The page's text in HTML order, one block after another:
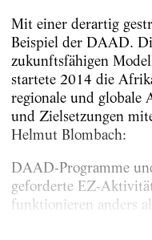
Mit einer derartig
Beispiel der DAAD.
zukunftsfähigen
startete 2014 die
regionale und globale
und Zielsetzungen
Helmut Blombach:
DAAD-Programme
geforderte EZ-
funktionieren anders